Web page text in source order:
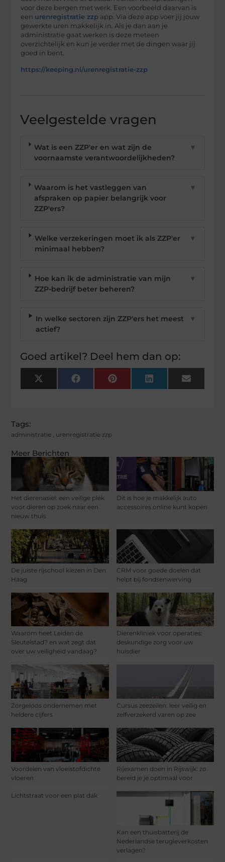
Meer Berichten
Het dierenasiel: een veilige plek
voor dieren op zoek naar een
nieuw thuis
Dit is hoe je makkelijk auto
accessoires online kunt kopen
De juiste rijschool kiezen in Den
Haag
CRM voor goede doelen dat
helpt bij fondsenwerving
Waarom heet Leiden de
Sleutelstad? en wat zegt dat
over uw veiligheid vandaag?
Dierenkliniek voor operaties:
deskundige zorg voor uw
huisdier
Zorgeloos ondernemen met
heldere cijfers
Cursus zeezeilen: leer veilig en
zelfverzekerd varen op zee
Voordelen van vloeistofdichte
vloeren
Rijexamen doen in Rijswijk: zo
bereid je je optimaal voor
Lichtstraat voor een plat dak
Kan een thuisbatterij de
Nederlandse terugleverkosten
verlagen?
voor deze bergen met werk. Een voorbeeld daarvan is
een urenregistratie zzp app. Via deze app voer jij jouw
gewerkte uren makkelijk in. Als je dan aan je
administratie gaat werken is deze meteen
overzichtelijk en kun je verder met de dingen waar jij
goed in bent.
https://keeping.nl/urenregistratie-zzp
Veelgestelde vragen
Wat is een ZZP'er en wat zijn de
voornaamste verantwoordelijkheden?
▼
Waarom is het vastleggen van
afspraken op papier belangrijk voor
ZZP'ers?
▼
Welke verzekeringen moet ik als ZZP'er
minimaal hebben?
▼
Hoe kan ik de administratie van mijn
ZZP-bedrijf beter beheren?
▼
In welke sectoren zijn ZZP'ers het meest
actief?
▼
Goed artikel? Deel hem dan op:
X
(Twitter)
FacebookPinterest LinkedIn Email
Tags:
administratie urenregistratie zzp